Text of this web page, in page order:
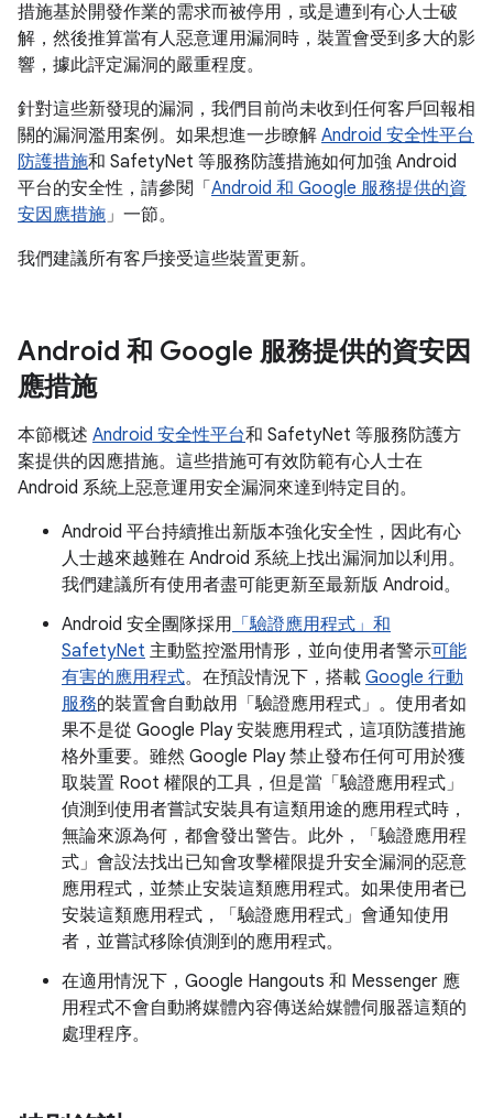
措施基於開發作業的需求而被停用，或是遭到有心人士破
解，然後推算當有人惡意運用漏洞時，裝置會受到多大的影
響，據此評定漏洞的嚴重程度。
針對這些新發現的漏洞，我們目前尚未收到任何客戶回報相
關的漏洞濫用案例。如果想進一步瞭解 Android 安全性平台
防護措施和 SafetyNet 等服務防護措施如何加強 Android
平台的安全性，請參閱「 Android 和 Google 服務提供的資
安因應措施」一節。
我們建議所有客戶接受這些裝置更新。
Android 和 Google 服務提供的資安因
應措施
本節概述 Android 安全性平台和 SafetyNet 等服務防護方
案提供的因應措施。這些措施可有效防範有心人士在
Android 系統上惡意運用安全漏洞來達到特定目的。
Android 平台持續推出新版本強化安全性，因此有心
人士越來越難在 Android 系統上找出漏洞加以利用。
我們建議所有使用者盡可能更新至最新版 Android。
Android 安全團隊採用 「驗證應用程式」和
SafetyNet 主動監控濫用情形，並向使用者警示可能
有害的應用程式。在預設情況下，搭載 Google 行動
服務的裝置會自動啟用「驗證應用程式」。使用者如
果不是從 Google Play 安裝應用程式，這項防護措施
格外重要。雖然 Google Play 禁止發布任何可用於獲
取裝置 Root 權限的工具，但是當「驗證應用程式」
偵測到使用者嘗試安裝具有這類用途的應用程式時，
無論來源為何，都會發出警告。此外，「驗證應用程
式」會設法找出已知會攻擊權限提升安全漏洞的惡意
應用程式，並禁止安裝這類應用程式。如果使用者已
安裝這類應用程式，「驗證應用程式」會通知使用
者，並嘗試移除偵測到的應用程式。
在適用情況下，Google Hangouts 和 Messenger 應
用程式不會自動將媒體內容傳送給媒體伺服器這類的
處理程序。